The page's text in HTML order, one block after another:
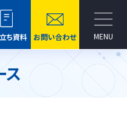
ち資料
お問い合わせ MENU
ス